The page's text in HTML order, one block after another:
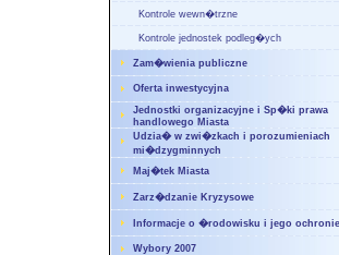
Kontrole wewn�trzne
Kontrole jednostek podleg�ych
Zam�wienia publiczne
Oferta inwestycyjna
Jednostki organizacyjne i Sp�ki prawa
handlowego Miasta
Udzia� w zwi�zkach i porozumieniach
mi�dzygminnych
Maj�tek Miasta
Zarz�dzanie Kryzysowe
Informacje o �rodowisku i jego ochronie
Wybory 2007